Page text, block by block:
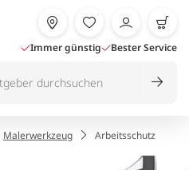
Immer günstig Bester Service
Malerwerkzeug Arbeitsschutz